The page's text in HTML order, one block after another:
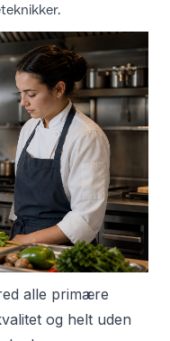
alle primære
og helt uden